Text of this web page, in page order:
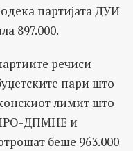
партијата ДУИ
897.000.
речиси
пари што
лимит што
ДПМНЕ и
беше 963.000